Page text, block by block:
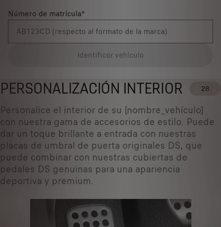
Número de matrícula*
Identificar vehículo
PERSONALIZACIÓN INTERIOR 28
Personalice el interior de su [nombre_vehículo]
con nuestra gama de accesorios de estilo. Puede
dar un toque brillante a entrada con nuestras
placas de umbral de puerta originales DS, que
puede combinar con nuestras cubiertas de
pedales DS genuinas para una apariencia
deportiva y premium.